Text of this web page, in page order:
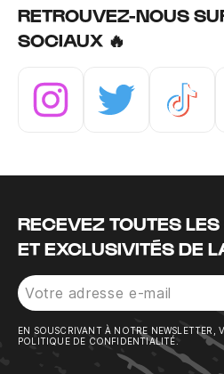
RETROUVEZ-NOUS
SOCIAUX 🔥
RECEVEZ TOUTES
ET EXCLUSIVITÉS DE
EN SOUSCRIVANT À NOTRE NEWSLETTER,
POLITIQUE DE CONFIDENTIALITÉ.